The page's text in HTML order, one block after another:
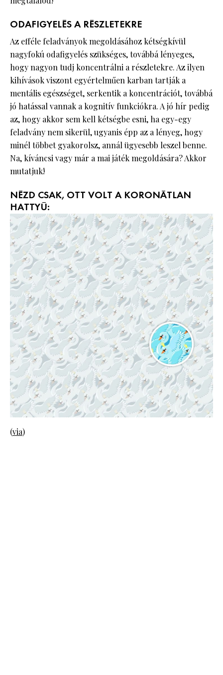
ODAFIGYELÉS A RÉSZLETEKRE
Az efféle feladványok megoldásához kétségkívül
nagyfokú odafigyelés szükséges, továbbá lényeges,
hogy nagyon tudj koncentrálni a részletekre. Az ilyen
kihívások viszont egyértelműen karban tartják a
mentális egészséget, serkentik a koncentrációt, továbbá
jó hatással vannak a kognitív funkciókra. A jó hír pedig
az, hogy akkor sem kell kétségbe esni, ha egy-egy
feladvány nem sikerül, ugyanis épp az a lényeg, hogy
minél többet gyakorolsz, annál ügyesebb leszel benne.
Na, kíváncsi vagy már a mai játék megoldására? Akkor
mutatjuk!
NÉZD CSAK, OTT VOLT A KORONÁTLAN
HATTYÚ:
(via)